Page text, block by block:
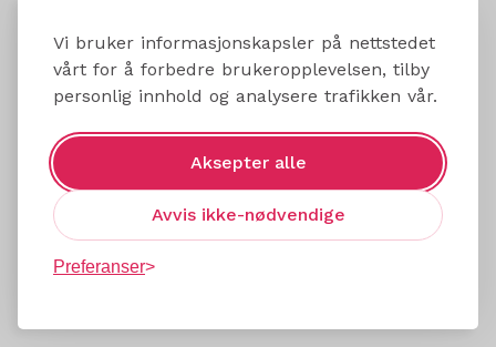
Vi bruker informasjonskapsler på nettstedet
vårt for å forbedre brukeropplevelsen, tilby
personlig innhold og analysere trafikken vår.
Aksepter alle
Avvis ikke-nødvendige
Preferanser